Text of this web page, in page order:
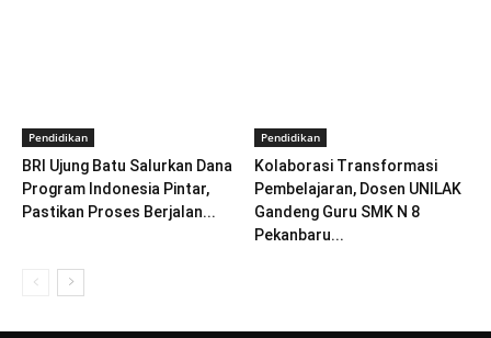
Pendidikan
BRI Ujung Batu Salurkan Dana
Program Indonesia Pintar,
Pastikan Proses Berjalan...
Pendidikan
Kolaborasi Transformasi
Pembelajaran, Dosen UNILAK
Gandeng Guru SMK N 8
Pekanbaru...